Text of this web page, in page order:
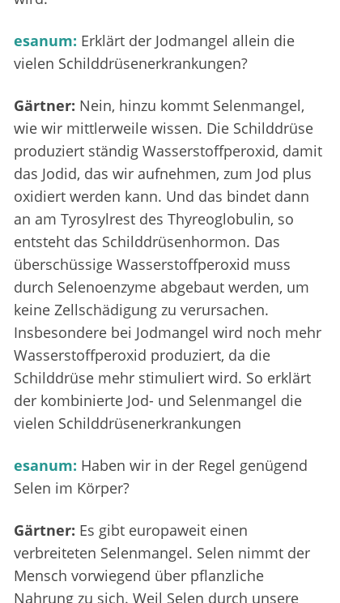
esanum: Erklärt der Jodmangel allein die
vielen Schilddrüsenerkrankungen?
Gärtner: Nein, hinzu kommt Selenmangel,
wie wir mittlerweile wissen. Die Schilddrüse
produziert ständig Wasserstoffperoxid, damit
das Jodid, das wir aufnehmen, zum Jod plus
oxidiert werden kann. Und das bindet dann
an am Tyrosylrest des Thyreoglobulin, so
entsteht das Schilddrüsenhormon. Das
überschüssige Wasserstoffperoxid muss
durch Selenoenzyme abgebaut werden, um
keine Zellschädigung zu verursachen.
Insbesondere bei Jodmangel wird noch mehr
Wasserstoffperoxid produziert, da die
Schilddrüse mehr stimuliert wird. So erklärt
der kombinierte Jod- und Selenmangel die
vielen Schilddrüsenerkrankungen
esanum: Haben wir in der Regel genügend
Selen im Körper?
Gärtner: Es gibt europaweit einen
verbreiteten Selenmangel. Selen nimmt der
Mensch vorwiegend über pflanzliche
Nahrung zu sich. Weil Selen durch unsere